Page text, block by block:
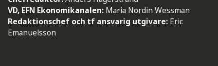
VD, EFN Ekonomikanalen: Maria Nordin Wessman
Redaktionschef och tf ansvarig utgivare: Eric
Emanuelsson